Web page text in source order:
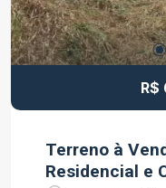
informações e
R$
Terreno à
Residencial e